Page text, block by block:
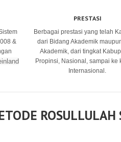
&
PRESTASI
Berbagai prestasi yang telah
dari Bidang Akademik
Akademik, dari tingkat
Propinsi, Nasional, sampai ke
Internasional.
ROSULLULAH